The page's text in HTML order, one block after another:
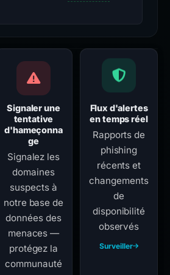
Signaler une
tentative
d'hameçonna
ge
Signalez les
domaines
suspects à
notre base de
données des
menaces —
protégez la
communauté
Flux d'alertes
en temps réel
Rapports de
phishing
récents et
changements
de
disponibilité
observés
Surveiller